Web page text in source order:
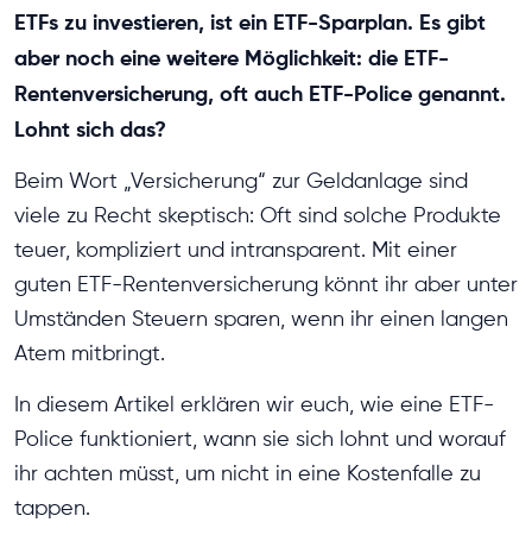
ETFs zu investieren, ist ein ETF-Sparplan. Es gibt
aber noch eine weitere Möglichkeit: die ETF-
Rentenversicherung, oft auch ETF-Police genannt.
Lohnt sich das?
Beim Wort „Versicherung“ zur Geldanlage sind
viele zu Recht skeptisch: Oft sind solche Produkte
teuer, kompliziert und intransparent. Mit einer
guten ETF-Rentenversicherung könnt ihr aber unter
Umständen Steuern sparen, wenn ihr einen langen
Atem mitbringt.
In diesem Artikel erklären wir euch, wie eine ETF-
Police funktioniert, wann sie sich lohnt und worauf
ihr achten müsst, um nicht in eine Kostenfalle zu
tappen.